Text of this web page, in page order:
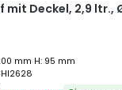
mit Deckel, 2,9 ltr.,
mm H: 95 mm